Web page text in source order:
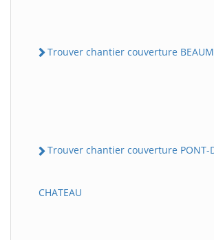
Trouver chantier couverture
Trouver chantier couverture PONT-
CHATEAU